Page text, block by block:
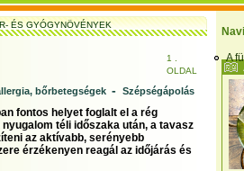
A
ÉS GYÓGYNÖVÉNYEK
1 .
OLDAL
bőrbetegségek - Szépségápolás
fontos helyet foglalt el a rég
téli időszaka után, a tavasz
az aktívabb, serényebb
érzékenyen reagál az időjárás és